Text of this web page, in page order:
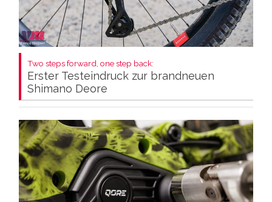
Two steps forward, one step back:
Erster Testeindruck zur brandneuen
Shimano Deore